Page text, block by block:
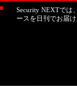
Security NEXTでは
ースを日刊でお届け